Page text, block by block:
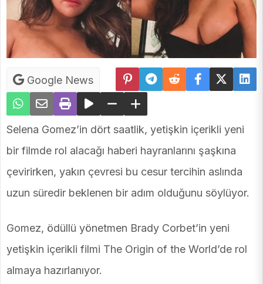
Google News
Selena Gomez’in dört saatlik, yetişkin içerikli yeni
bir filmde rol alacağı haberi hayranlarını şaşkına
çevirirken, yakın çevresi bu cesur tercihin aslında
uzun süredir beklenen bir adım olduğunu söylüyor.
Gomez, ödüllü yönetmen Brady Corbet’in yeni
yetişkin içerikli filmi The Origin of the World’de rol
almaya hazırlanıyor.